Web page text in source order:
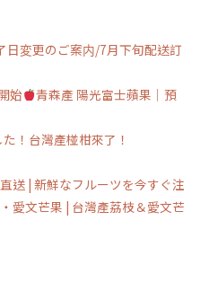
日変更のご案内/7月下旬配送訂
始
青森產 陽光富士蘋果｜預
！台灣產椪柑來了！
送 | 新鮮なフルーツを今すぐ注
愛文芒果 | 台灣產荔枝＆愛文芒